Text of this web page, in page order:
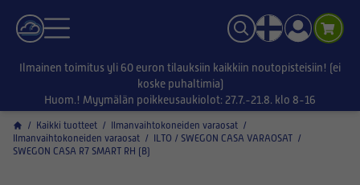
Ilmainen toimitus yli 60 euron tilauksiin kaikkiin noutopisteisiin! (ei
koske puhaltimia)
Huom.! Myymälän poikkeusaukiolot: 27.7.-21.8. klo 8-16
/ Kaikki tuotteet / Ilmanvaihtokoneiden varaosat /
Ilmanvaihtokoneiden varaosat / ILTO / SWEGON CASA VARAOSAT /
SWEGON CASA R7 SMART RH (B)